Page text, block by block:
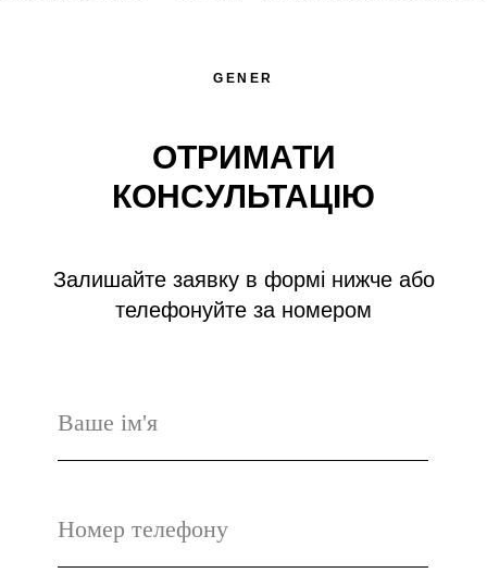
GENER
ОТРИМАТИ
КОНСУЛЬТАЦІЮ
Залишайте заявку в формі нижче або
телефонуйте за номером
Енергонезалежність
домогосподарств
Енергоефективність